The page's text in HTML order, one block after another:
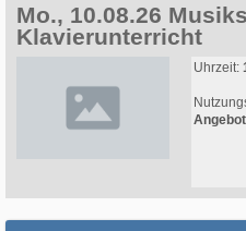
Mo., 10.08.26
Klavierunterricht
Uhrzeit: